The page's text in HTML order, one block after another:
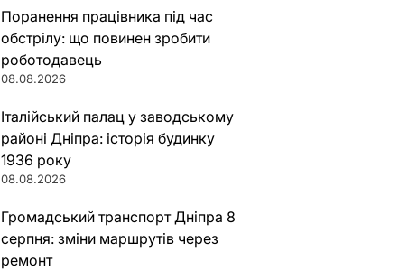
Поранення працівника під час
обстрілу: що повинен зробити
роботодавець
08.08.2026
Італійський палац у заводському
районі Дніпра: історія будинку
1936 року
08.08.2026
Громадський транспорт Дніпра 8
серпня: зміни маршрутів через
ремонт